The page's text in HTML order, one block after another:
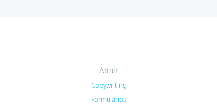
Atrair
Copywriting
Formulários